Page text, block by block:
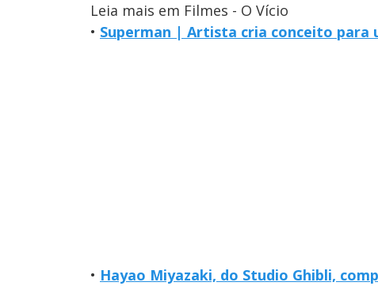
Leia mais em Filmes - O Vício
• Superman | Artista cria conceito para
• Hayao Miyazaki, do Studio Ghibli,